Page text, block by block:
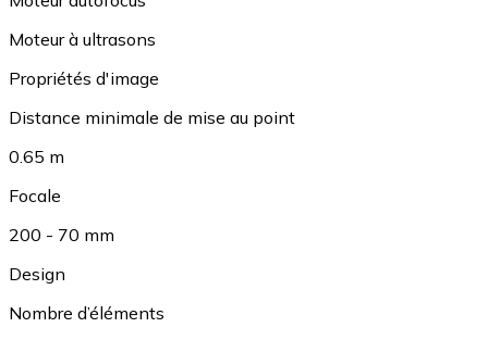
Moteur à ultrasons
Propriétés d'image
Distance minimale de mise au point
0.65 m
Focale
200 - 70 mm
Design
Nombre d’éléments